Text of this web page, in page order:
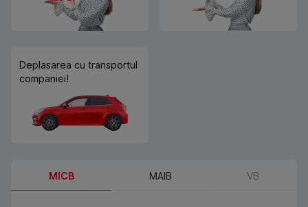
Deplasarea cu transportul
companiei!
MICB MAIB VB